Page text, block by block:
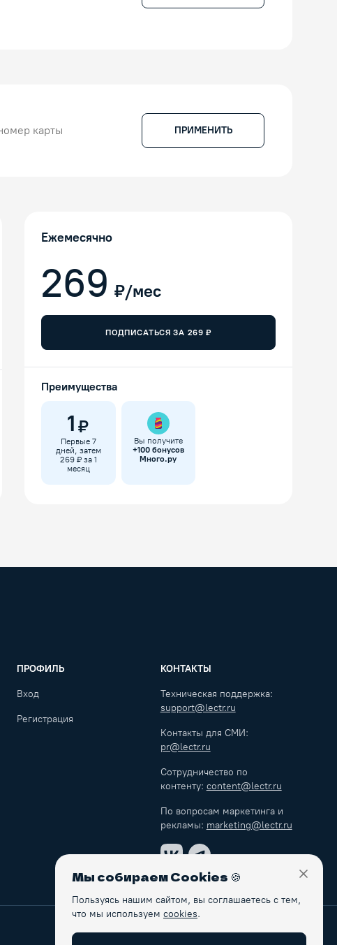
ПРИМЕНИТЬ
Ежемесячно
269 ₽/мес
ПОДПИСАТЬСЯ ЗА 269 ₽
Преимущества
1 ₽
Первые 7
дней, затем
269 ₽ за 1
месяц
Вы получите
+100бонусов
Много.ру
ПРОФИЛЬ
Вход
Регистрация
КОНТАКТЫ
Техническая поддержка:
support@lectr.ru
Контакты для СМИ:
pr@lectr.ru
Сотрудничество по
контенту: content@lectr.ru
По вопросам маркетинга и
рекламы: marketing@lectr.ru
VK Telegram
Мы собираем Cookies 🍪
Пользуясь нашим сайтом, вы соглашаетесь с тем,
что мы используем cookies.